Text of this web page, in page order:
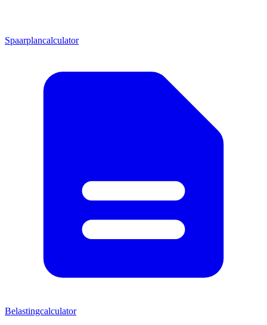
Spaarplancalculator
Belastingcalculator